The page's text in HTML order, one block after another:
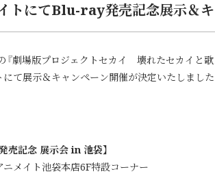
トにてBlu-ray発売記念展示＆キ
『劇場版プロジェクトセカイ 壊れたセカイと
にて展示＆キャンペーン開催が決定いたしました
売記念 展示会 in 池袋】
メイト池袋本店6F特設コーナー